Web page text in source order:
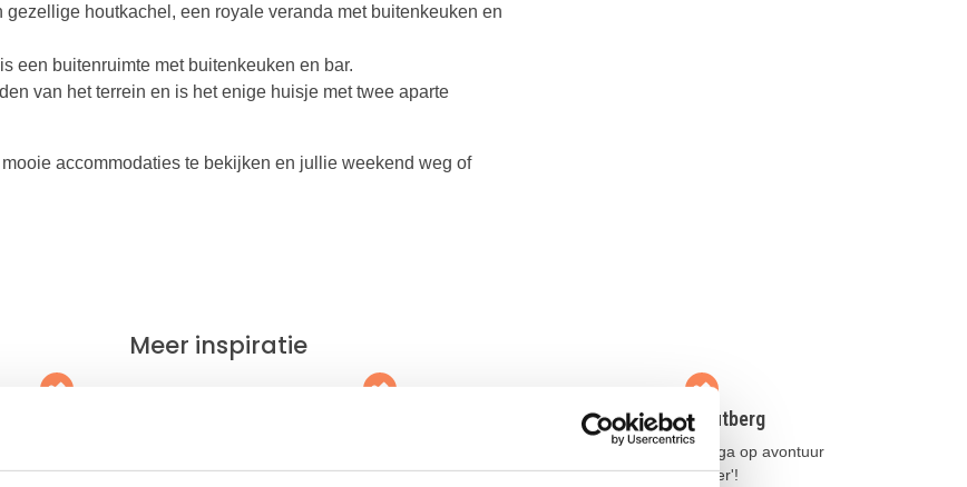
houtkachel, een royale veranda met buitenkeuken en
een buitenruimte met buitenkeuken en bar.
van het terrein en is het enige huisje met twee aparte
accommodaties te bekijken en jullie weekend weg of
Meer inspiratie
rijden vanaf het Noord-
Nederland; met wel 10.000m2 aan
Vakantiedorp de Jutberg
Slaap in een 'Pod' en ga op avontuur
met de 'Jutberg Ranger'!